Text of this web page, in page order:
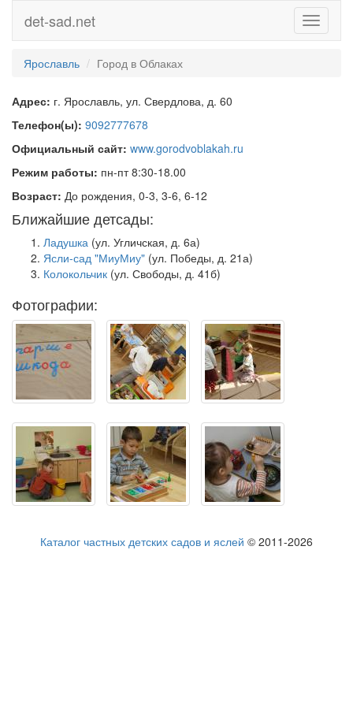
Toggle
det-sad.net
Ярославль Город в Облаках
Адрес: г. Ярославль, ул. Свердлова, д. 60
Телефон(ы): 9092777678
Официальный сайт: www.gorodvoblakah.ru
Режим работы: пн-пт 8:30-18.00
Возраст: До рождения, 0-3, 3-6, 6-12
Ближайшие детсады:
Ладушка (ул. Угличская, д. 6а)
Ясли-сад "МиуМиу" (ул. Победы, д. 21а)
Колокольчик (ул. Свободы, д. 41б)
Фотографии:
Каталог частных детских садов и яслей © 2011-2026